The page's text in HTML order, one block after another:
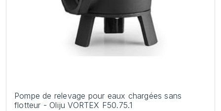
Pompe de relevage pour eaux chargées sans
flotteur - Oliju VORTEX F50.75.1